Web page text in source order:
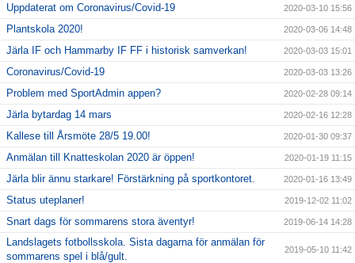
Uppdaterat om Coronavirus/Covid-19 2020-03-10 15:56
Plantskola 2020! 2020-03-06 14:48
Järla IF och Hammarby IF FF i historisk samverkan! 2020-03-03 15:01
Coronavirus/Covid-19 2020-03-03 13:26
Problem med SportAdmin appen? 2020-02-28 09:14
Järla bytardag 14 mars 2020-02-16 12:28
Kallese till Årsmöte 28/5 19.00! 2020-01-30 09:37
Anmälan till Knatteskolan 2020 är öppen! 2020-01-19 11:15
Järla blir ännu starkare! Förstärkning på sportkontoret. 2020-01-16 13:49
Status uteplaner! 2019-12-02 11:02
Snart dags för sommarens stora äventyr! 2019-06-14 14:28
Landslagets fotbollsskola. Sista dagarna för anmälan för
sommarens spel i blå/gult.
2019-05-10 11:42